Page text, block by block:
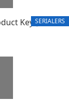
SERIALERS